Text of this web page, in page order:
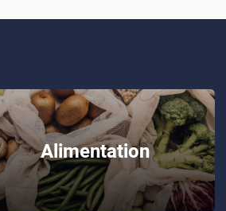
Alimentation